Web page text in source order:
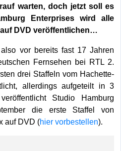
warten, doch jetzt soll es
Enterprises wird alle
DVD veröffentlichen…
vor bereits fast 17 Jahren
Fernsehen bei RTL 2.
drei Staffeln vom Hachette-
allerdings aufgeteilt in 3
Studio Hamburg
die erste Staffel von
auf DVD (hier vorbestellen).